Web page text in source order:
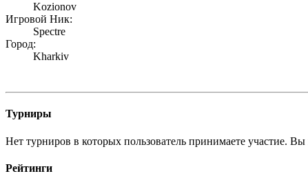
Kozionov
Игровой Ник:
Spectre
Город:
Kharkiv
Турниры
Нет турниров в которых пользователь принимаете участие.
Рейтинги